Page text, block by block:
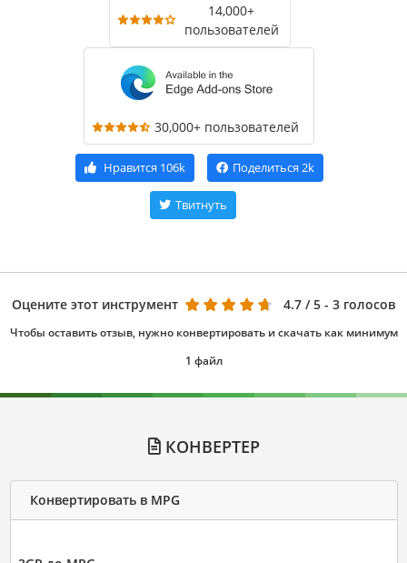
14,000+
пользователей
30,000+ пользователей
Нравится 106k Поделиться 2k
Твитнуть
Оцените этот инструмент 4.7 / 5 - 3 голосов
Чтобы оставить отзыв, нужно конвертировать и скачать как минимум
1 файл
КОНВЕРТЕР
Конвертировать в MPG